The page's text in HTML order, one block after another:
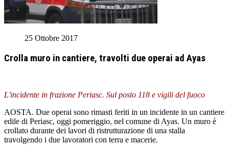
25 Ottobre 2017
Crolla muro in cantiere, travolti due operai ad Ayas
L'incidente in frazione Periasc. Sul posto 118 e vigili del fuoco
AOSTA. Due operai sono rimasti feriti in un incidente in un cantiere
edile di Periasc, oggi pomeriggio, nel comune di Ayas. Un muro è
crollato durante dei lavori di ristrutturazione di una stalla
travolgendo i due lavoratori con terra e macerie.